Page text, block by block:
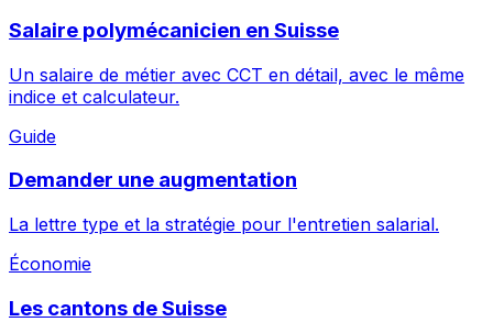
Salaire polymécanicien en Suisse
Un salaire de métier avec CCT en détail, avec le même
indice et calculateur.
Guide
Demander une augmentation
La lettre type et la stratégie pour l'entretien salarial.
Économie
Les cantons de Suisse